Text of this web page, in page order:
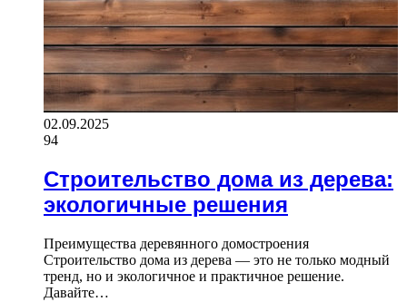
02.09.2025
94
Строительство дома из дерева:
экологичные решения
Преимущества деревянного домостроения
Строительство дома из дерева — это не только модный
тренд, но и экологичное и практичное решение.
Давайте…